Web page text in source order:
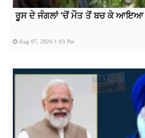
ਰੂਸ ਦੇ ਜੰਗਲਾਂ ‘ਚੋਂ ਮੌਤ ਤੋਂ ਬਚ ਕੇ ਆਇਆ
Aug 07, 2026 1:03 Pm